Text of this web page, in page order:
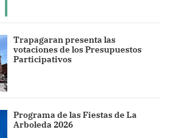
Trapagaran presenta las
votaciones de los Presupuestos
Participativos
Programa de las Fiestas de La
Arboleda 2026